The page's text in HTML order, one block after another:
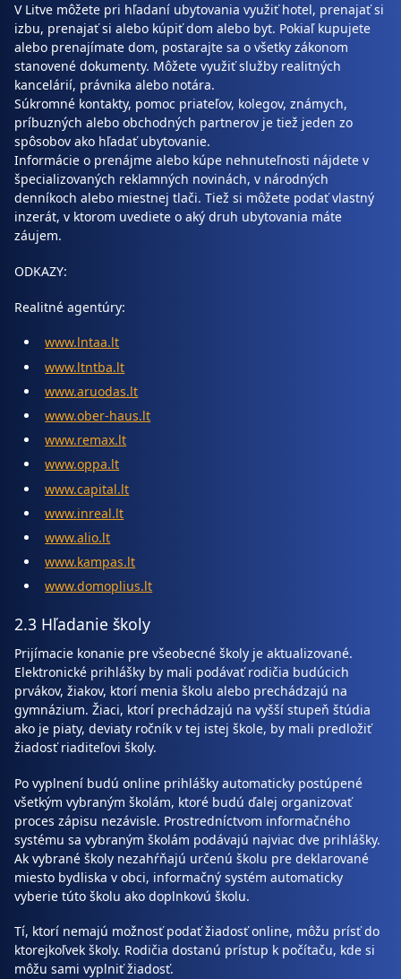
V Litve môžete pri hľadaní ubytovania využiť hotel, prenajať si
izbu, prenajať si alebo kúpiť dom alebo byt. Pokiaľ kupujete
alebo prenajímate dom, postarajte sa o všetky zákonom
stanovené dokumenty. Môžete využiť služby realitných
kancelárií, právnika alebo notára.
Súkromné kontakty, pomoc priateľov, kolegov, známych,
príbuzných alebo obchodných partnerov je tiež jeden zo
spôsobov ako hľadať ubytovanie.
Informácie o prenájme alebo kúpe nehnuteľnosti nájdete v
špecializovaných reklamných novinách, v národných
denníkoch alebo miestnej tlači. Tiež si môžete podať vlastný
inzerát, v ktorom uvediete o aký druh ubytovania máte
záujem.
ODKAZY:
Realitné agentúry:
www.lntaa.lt
www.ltntba.lt
www.aruodas.lt
www.ober-haus.lt
www.remax.lt
www.oppa.lt
www.capital.lt
www.inreal.lt
www.alio.lt
www.kampas.lt
www.domoplius.lt
2.3 Hľadanie školy
Prijímacie konanie pre všeobecné školy je aktualizované.
Elektronické prihlášky by mali podávať rodičia budúcich
prvákov, žiakov, ktorí menia školu alebo prechádzajú na
gymnázium. Žiaci, ktorí prechádzajú na vyšší stupeň štúdia
ako je piaty, deviaty ročník v tej istej škole, by mali predložiť
žiadosť riaditeľovi školy.
Po vyplnení budú online prihlášky automaticky postúpené
všetkým vybraným školám, ktoré budú ďalej organizovať
proces zápisu nezávisle. Prostredníctvom informačného
systému sa vybraným školám podávajú najviac dve prihlášky.
Ak vybrané školy nezahŕňajú určenú školu pre deklarované
miesto bydliska v obci, informačný systém automaticky
vyberie túto školu ako doplnkovú školu.
Tí, ktorí nemajú možnosť podať žiadosť online, môžu prísť do
ktorejkoľvek školy. Rodičia dostanú prístup k počítaču, kde si
môžu sami vyplniť žiadosť.